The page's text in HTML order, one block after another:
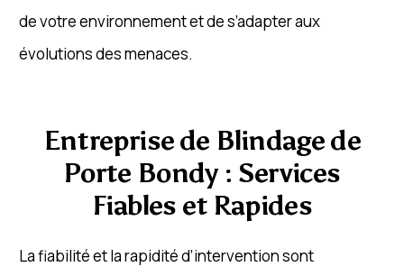
de votre environnement et de s’adapter aux
évolutions des menaces.
Entreprise de Blindage de
Porte Bondy : Services
Fiables et Rapides
La fiabilité et la rapidité d’intervention sont